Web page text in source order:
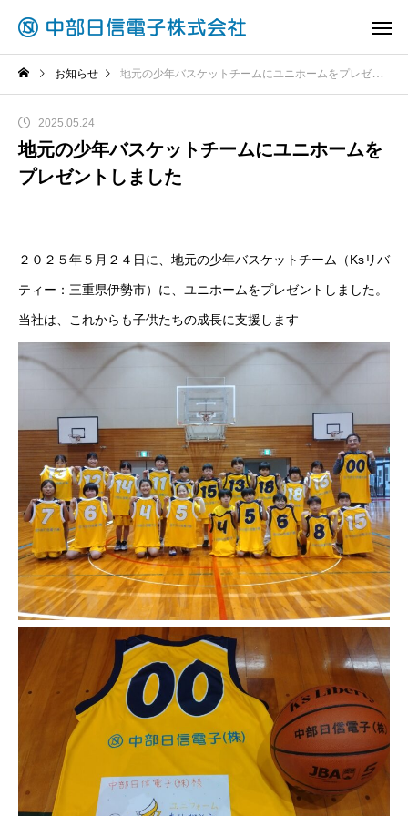
お知らせ 地元の少年バスケットチームにユニホームをプレゼントしました
地元の少年バスケットチームにユニホームを
プレゼントしました
2025.05.24
２０２５年５月２４日に、地元の少年バスケットチーム（Ksリバ
ティー：三重県伊勢市）に、ユニホームをプレゼントしました。
当社は、これからも子供たちの成長に支援します